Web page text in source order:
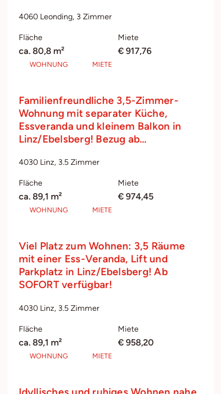
4060 Leonding, 3 Zimmer
Fläche
ca. 80,8 m²
Miete
€ 917,76
WOHNUNG MIETE
Familienfreundliche 3,5-Zimmer-
Wohnung mit separater Küche,
Essveranda und kleinem Balkon in
Linz/Ebelsberg! Bezug ab…
4030 Linz, 3.5 Zimmer
Fläche
ca. 89,1 m²
Miete
€ 974,45
WOHNUNG MIETE
Viel Platz zum Wohnen: 3,5 Räume
mit einer Ess-Veranda, Lift und
Parkplatz in Linz/Ebelsberg! Ab
SOFORT verfügbar!
4030 Linz, 3.5 Zimmer
Fläche
ca. 89,1 m²
Miete
€ 958,20
WOHNUNG MIETE